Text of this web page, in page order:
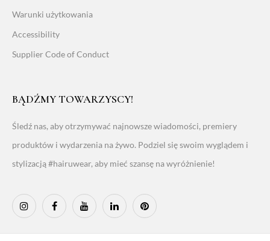
Warunki użytkowania
Accessibility
Supplier Code of Conduct
BĄDŹMY TOWARZYSCY!
Śledź nas, aby otrzymywać najnowsze wiadomości, premiery
produktów i wydarzenia na żywo. Podziel się swoim wyglądem i
stylizacją #hairuwear, aby mieć szansę na wyróżnienie!